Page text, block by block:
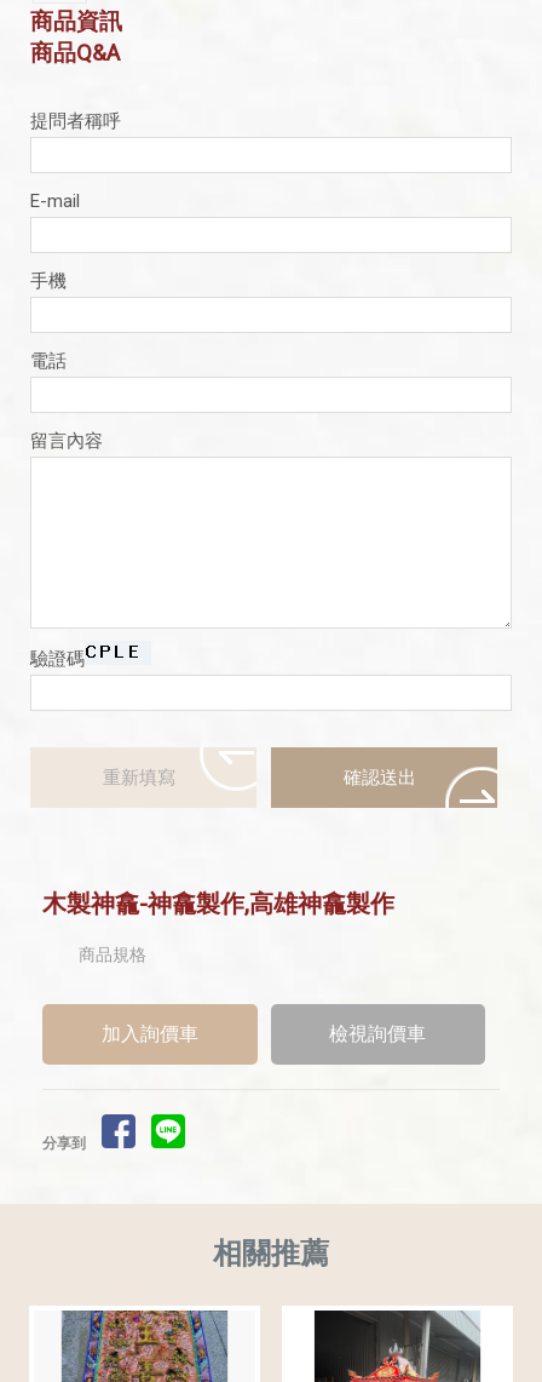
商品資訊
商品Q&A
提問者稱呼
E-mail
手機
電話
留言內容
驗證碼
木製神龕-神龕製作,高雄神龕製作
商品規格
檢視詢價車
分享到